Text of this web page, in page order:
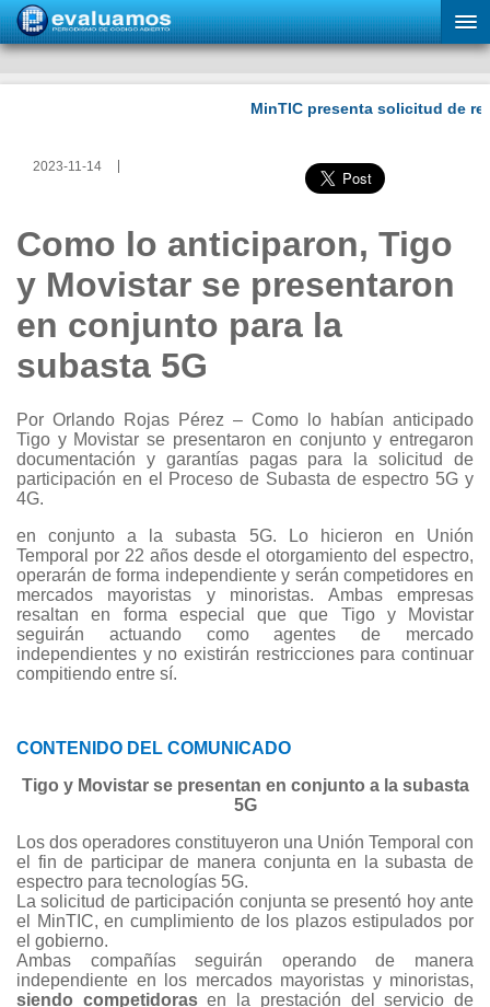
2023-11-14
Como lo anticiparon, Tigo
y Movistar se presentaron
en conjunto para la
subasta 5G
Por Orlando Rojas Pérez – Como lo habían anticipado
Tigo y Movistar se presentaron en conjunto y entregaron
documentación y garantías pagas para la solicitud de
participación en el Proceso de Subasta de espectro 5G y
4G.
en conjunto a la subasta 5G. Lo hicieron en Unión
Temporal por 22 años desde el otorgamiento del espectro,
operarán de forma independiente y serán competidores en
mercados mayoristas y minoristas. Ambas empresas
resaltan en forma especial que que Tigo y Movistar
seguirán actuando como agentes de mercado
independientes y no existirán restricciones para continuar
compitiendo entre sí.
CONTENIDO DEL COMUNICADO
Tigo y Movistar se presentan en conjunto a la subasta
5G
Los dos operadores constituyeron una Unión Temporal con
el fin de participar de manera conjunta en la subasta de
espectro para tecnologías 5G.
La solicitud de participación conjunta se presentó hoy ante
el MinTIC, en cumplimiento de los plazos estipulados por
el gobierno.
Ambas compañías seguirán operando de manera
independiente en los mercados mayoristas y minoristas,
siendo competidorasen la prestación del servicio de